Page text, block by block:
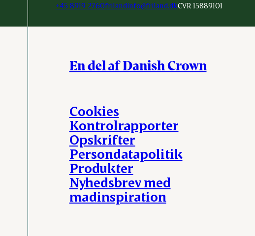
+45 8919 2760frilandinfo@friland.dkCVR 15889101
En del af Danish Crown
Cookies
Kontrolrapporter
Opskrifter
Persondatapolitik
Produkter
Nyhedsbrev med
madinspiration